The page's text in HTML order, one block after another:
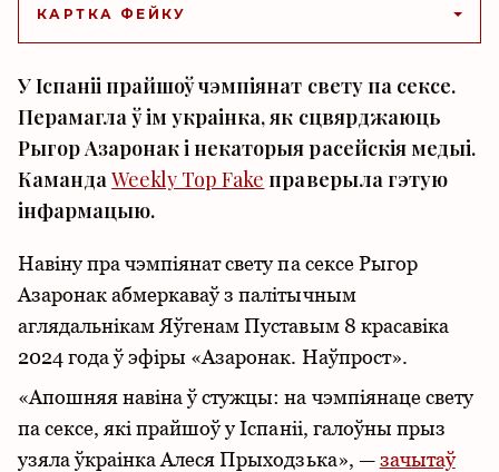
КАРТКА ФЕЙКУ
У Іспаніі прайшоў чэмпіянат свету па сексе.
Перамагла ў ім украінка, як сцвярджаюць
Рыгор Азаронак і некаторыя расейскія медыі.
КамандаWeekly Top Fake праверыла гэтую
інфармацыю.
Навіну пра чэмпіянат свету па сексе Рыгор
Азаронак абмеркаваў з палітычным
аглядальнікам Яўгенам Пуставым 8 красавіка
2024 года ў эфіры «Азаронак. Наўпрост».
«Апошняя навіна ў стужцы: на чэмпіянаце свету
па сексе, які прайшоў у Іспаніі, галоўны прыз
узяла ўкраінка Алеся Прыходзька», —зачытаў